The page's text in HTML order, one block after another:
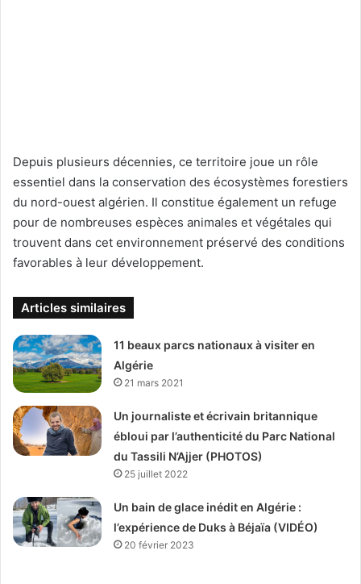
Depuis plusieurs décennies, ce territoire joue un rôle
essentiel dans la conservation des écosystèmes forestiers
du nord-ouest algérien. Il constitue également un refuge
pour de nombreuses espèces animales et végétales qui
trouvent dans cet environnement préservé des conditions
favorables à leur développement.
Articles similaires
11 beaux parcs nationaux à visiter en
Algérie
21 mars 2021
Un journaliste et écrivain britannique
ébloui par l’authenticité du Parc National
du Tassili N’Ajjer (PHOTOS)
25 juillet 2022
Un bain de glace inédit en Algérie :
l’expérience de Duks à Béjaïa (VIDÉO)
20 février 2023